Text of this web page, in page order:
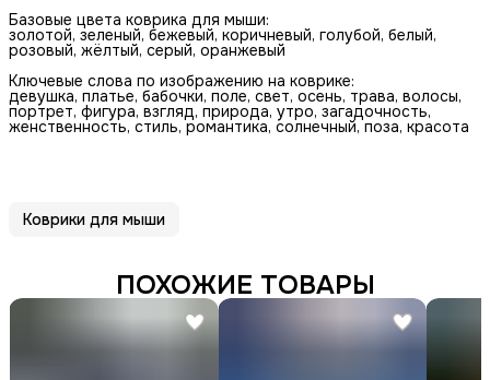
Базовые цвета коврика для мыши:
золотой, зеленый, бежевый, коричневый, голубой, белый,
розовый, жёлтый, серый, оранжевый
Ключевые слова по изображению на коврике:
девушка, платье, бабочки, поле, свет, осень, трава, волосы,
портрет, фигура, взгляд, природа, утро, загадочность,
женственность, стиль, романтика, солнечный, поза, красота
Коврики для мыши
ПОХОЖИЕ ТОВАРЫ